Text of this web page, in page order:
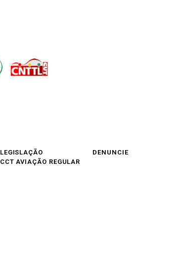
LEGISLAÇÃO
CCT AVIAÇÃO REGULAR
DENUNCIE